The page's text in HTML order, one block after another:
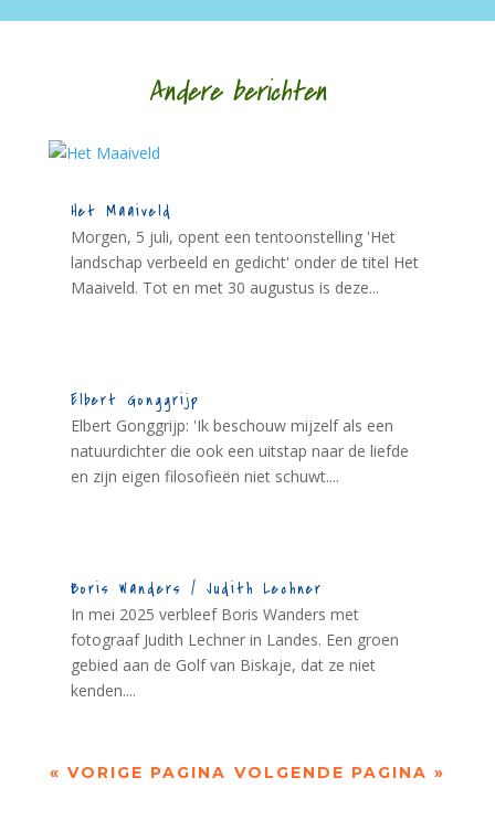
Andere berichten
Het Maaiveld
Morgen, 5 juli, opent een tentoonstelling 'Het
landschap verbeeld en gedicht' onder de titel Het
Maaiveld. Tot en met 30 augustus is deze...
Elbert Gonggrijp
Elbert Gonggrijp: 'Ik beschouw mijzelf als een
natuurdichter die ook een uitstap naar de liefde
en zijn eigen filosofieën niet schuwt....
Boris Wanders / Judith Lechner
In mei 2025 verbleef Boris Wanders met
fotograaf Judith Lechner in Landes. Een groen
gebied aan de Golf van Biskaje, dat ze niet
kenden....
« VORIGE PAGINA VOLGENDE PAGINA »